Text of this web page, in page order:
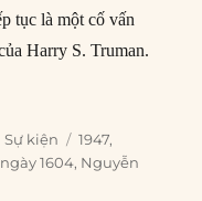
tục là một cố vấn
Harry S. Truman.
“Chiến tranh Lạnh” ra
Categories
Sự kiện Tags
1947,
ngày 1604, Nguyễn